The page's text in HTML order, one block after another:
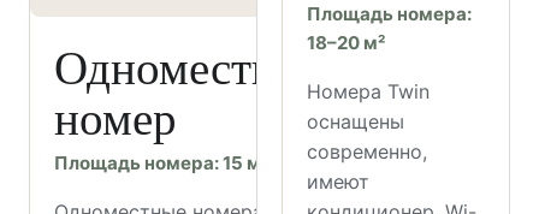
Одноместный
номер
Площадь номера: 15 м²
Площадь номера:
18–20 м²
Номера Twin
оснащены
современно,
имеют